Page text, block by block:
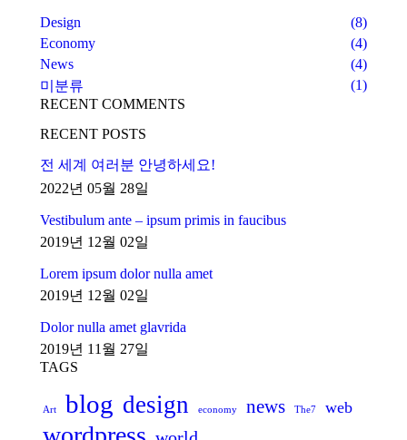
Design
(8)
Economy
(4)
News
(4)
미분류
(1)
RECENT COMMENTS
RECENT POSTS
전 세계 여러분 안녕하세요!
2022년 05월 28일
Vestibulum ante – ipsum primis in faucibus
2019년 12월 02일
Lorem ipsum dolor nulla amet
2019년 12월 02일
Dolor nulla amet glavrida
2019년 11월 27일
TAGS
Art blog design economy news The7 web